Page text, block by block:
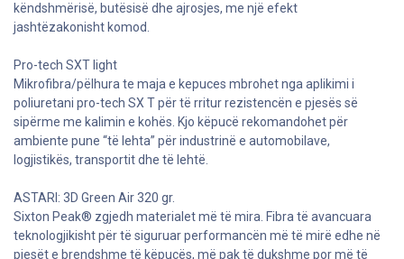
këndshmërisë, butësisë dhe ajrosjes, me një efekt
jashtëzakonisht komod.
Pro-tech SXT light
Mikrofibra/pëlhura te maja e kepuces mbrohet nga aplikimi i
poliuretani pro-tech SX T për të rritur rezistencën e pjesës së
sipërme me kalimin e kohës. Kjo këpucë rekomandohet për
ambiente pune “të lehta” për industrinë e automobilave,
logjistikës, transportit dhe të lehtë.
ASTARI: 3D Green Air 320 gr.
Sixton Peak® zgjedh materialet më të mira. Fibra të avancuara
teknologjikisht për të siguruar performancën më të mirë edhe në
pjesët e brendshme të këpucës, më pak të dukshme por më të